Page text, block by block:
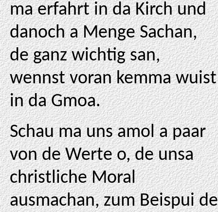
ma erfahrt in da Kirch und
danoch a Menge Sachan,
de ganz wichtig san,
wennst voran kemma wuist
in da Gmoa.
Schau ma uns amol a paar
von de Werte o, de unsa
christliche Moral
ausmachan, zum Beispui de